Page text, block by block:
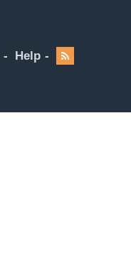
Help